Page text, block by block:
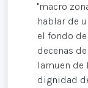
"macro
hablar de
el fondo
decenas
lamuen de
dignidad